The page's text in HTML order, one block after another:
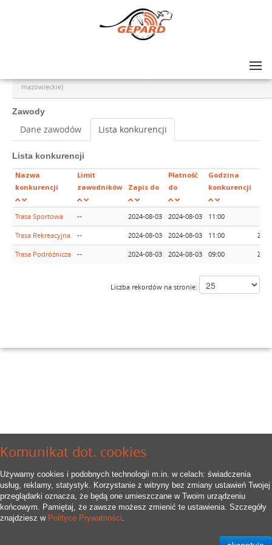
Komunikat dot. cookies
Używamy cookies i podobnych technologii m.in. w celach: świadczenia
usług, reklamy, statystyk. Korzystanie z witryny bez zmiany ustawień Twojej
przeglądarki oznacza, że będą one umieszczane w Twoim urządzeniu
końcowym. Pamiętaj, że zawsze możesz zmienić te ustawienia. Szczegóły
znajdziesz w Polityce Prywatności.
mazowieckie)
Zawody
Dane zawodów Lista konkurencji
Lista konkurencji
Nazwa
konkurencji
Limit
zawodników
Zapis do
Płatność
do
Godzina
konkurencji
Trasa Sportowa -- 2024-08-03 2024-08-03 11:00
Trasa Rekreacyjna -- 2024-08-03 2024-08-03 11:00
Trasa Podróżnicza -- 2024-08-03 2024-08-03 09:00
Liczba rekordów na stronie: